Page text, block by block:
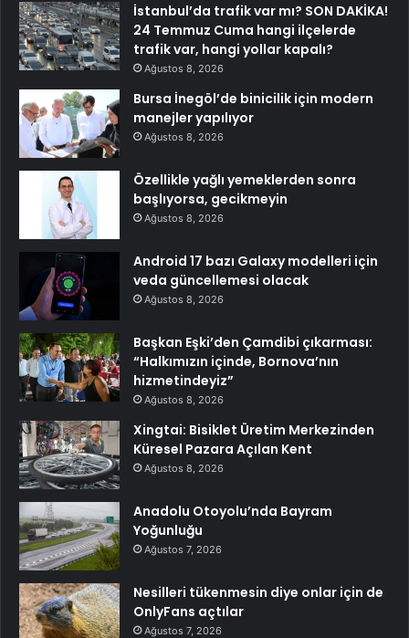
İstanbul’da trafik var mı? SON DAKİKA!
24 Temmuz Cuma hangi ilçelerde
trafik var, hangi yollar kapalı?
Ağustos 8, 2026
Bursa İnegöl’de binicilik için modern
manejler yapılıyor
Ağustos 8, 2026
Özellikle yağlı yemeklerden sonra
başlıyorsa, gecikmeyin
Ağustos 8, 2026
Android 17 bazı Galaxy modelleri için
veda güncellemesi olacak
Ağustos 8, 2026
Başkan Eşki’den Çamdibi çıkarması:
“Halkımızın içinde, Bornova’nın
hizmetindeyiz”
Ağustos 8, 2026
Xingtai: Bisiklet Üretim Merkezinden
Küresel Pazara Açılan Kent
Ağustos 8, 2026
Anadolu Otoyolu’nda Bayram
Yoğunluğu
Ağustos 7, 2026
Nesilleri tükenmesin diye onlar için de
OnlyFans açtılar
Ağustos 7, 2026